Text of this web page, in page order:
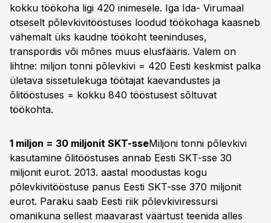
kokku töökoha ligi 420 inimesele. Iga Ida- Virumaal
otseselt põlevkivitööstuses loodud töökohaga kaasneb
vähemalt üks kaudne töökoht teeninduses,
transpordis või mõnes muus elusfääris. Valem on
lihtne: miljon tonni põlevkivi = 420 Eesti keskmist palka
ületava sissetulekuga töötajat kaevandustes ja
õlitööstuses = kokku 840 tööstusest sõltuvat
töökohta.
1 miljon = 30 miljonit SKT-sseMiljoni tonni põlevkivi
kasutamine õlitööstuses annab Eesti SKT-sse 30
miljonit eurot. 2013. aastal moodustas kogu
põlevkivitööstuse panus Eesti SKT-sse 370 miljonit
eurot. Paraku saab Eesti riik põlevkiviressursi
omanikuna sellest maavarast väärtust teenida alles